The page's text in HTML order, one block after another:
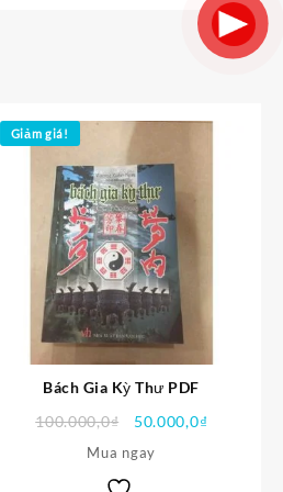
Giảm giá!
Bách Gia Kỳ Thư PDF
100.000,0₫
Giá
50.000,0₫
Mua ngay